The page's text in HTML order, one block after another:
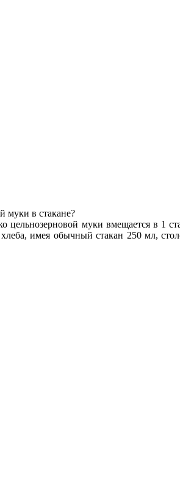
цельнозерновой муки вмещается в 1
имея обычный стакан 250 мл,